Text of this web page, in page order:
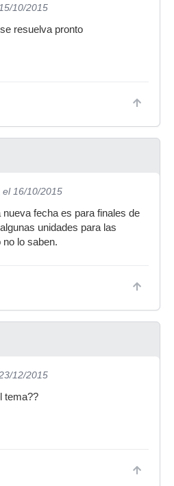
10/2015
resuelva pronto
el 16/10/2015
fecha es para finales de
unidades para las
lo saben.
12/2015
tema??